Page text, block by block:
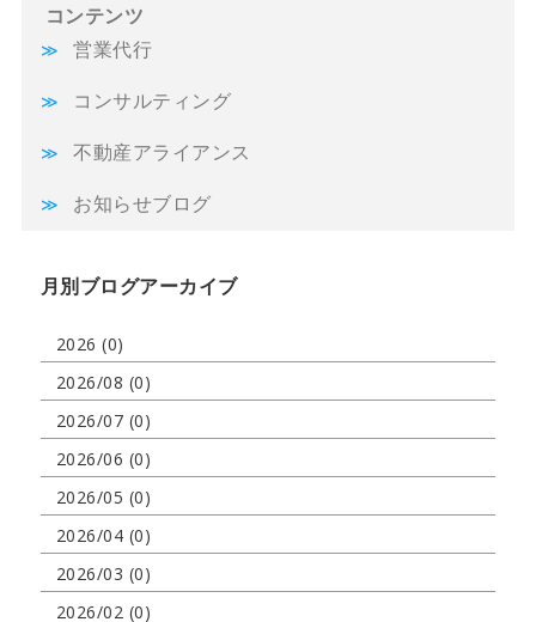
コンテンツ
営業代行
コンサルティング
不動産アライアンス
お知らせブログ
月別ブログアーカイブ
2026 (0)
2026/08 (0)
2026/07 (0)
2026/06 (0)
2026/05 (0)
2026/04 (0)
2026/03 (0)
2026/02 (0)